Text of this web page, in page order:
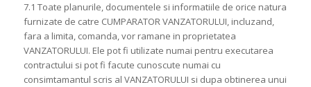
7.1 Toate planurile, documentele si informatiile de orice natura
furnizate de catre CUMPARATOR VANZATORULUI, incluzand,
fara a limita, comanda, vor ramane in proprietatea
VANZATORULUI. Ele pot fi utilizate numai pentru executarea
contractului si pot fi facute cunoscute numai cu
consimtamantul scris al VANZATORULUI si dupa obtinerea unui